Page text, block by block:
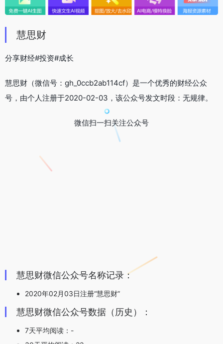
慧思财
分享财经#投资#成长
慧思财（微信号：gh_0ccb2ab114cf）是一个优秀的财经公众
号，由个人注册于2020-02-03，该公众号发文时段：无规律。
微信扫一扫关注公众号
慧思财微信公众号名称记录：
2020年02月03日注册“慧思财”
慧思财微信公众号数据（历史）：
7天平均阅读：-